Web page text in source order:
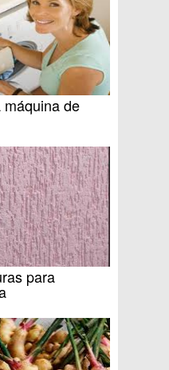
de
para